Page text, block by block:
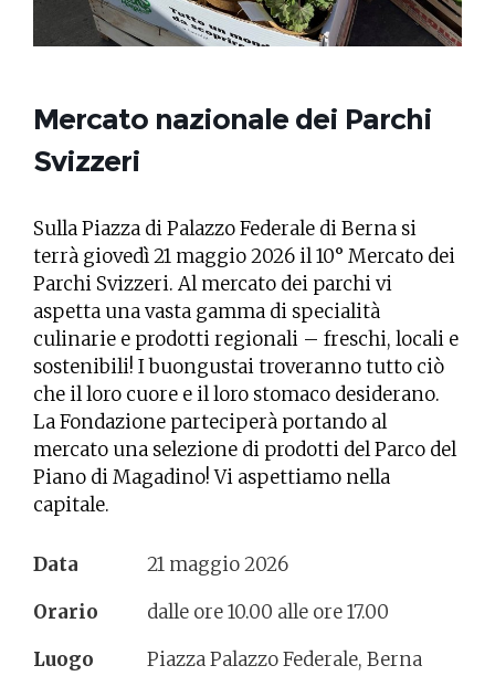
Mercato nazionale dei Parchi
Svizzeri
Sulla Piazza di Palazzo Federale di Berna si
terrà giovedì 21 maggio 2026 il 10° Mercato dei
Parchi Svizzeri. Al mercato dei parchi vi
aspetta una vasta gamma di specialità
culinarie e prodotti regionali – freschi, locali e
sostenibili! I buongustai troveranno tutto ciò
che il loro cuore e il loro stomaco desiderano.
La Fondazione parteciperà portando al
mercato una selezione di prodotti del Parco del
Piano di Magadino! Vi aspettiamo nella
capitale.
Data
21 maggio 2026
Orario
dalle ore 10.00 alle ore 17.00
Luogo
Piazza Palazzo Federale, Berna